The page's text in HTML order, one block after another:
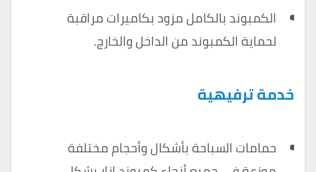
الكمبوند بالكامل مزود بكاميرات مراقبة
لحماية الكمبوند من الداخل والخارج.
خدمة ترفيهية
حمامات السباحة بأشكال وأحجام مختلفة